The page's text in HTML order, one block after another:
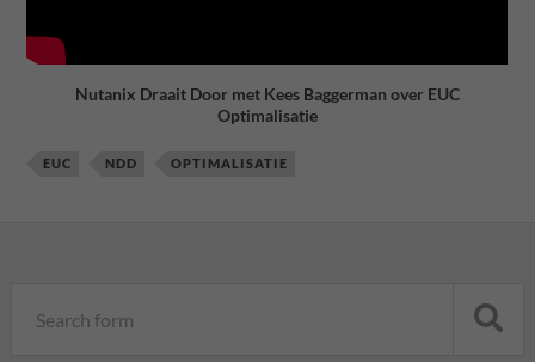
Nutanix Draait Door met Kees Baggerman over EUC
Optimalisatie
EUC NDD OPTIMALISATIE